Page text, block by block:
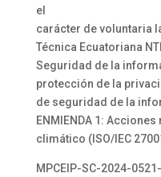
el
carácter de voluntaria
Técnica Ecuatoriana
Seguridad de la
protección de la
de seguridad de la
ENMIENDA 1:
climático (ISO/IEC
MPCEIP-SC-2024-